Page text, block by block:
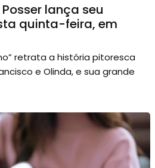
lança seu
quinta-feira, em
retrata a história pitoresca
e Olinda, e sua grande